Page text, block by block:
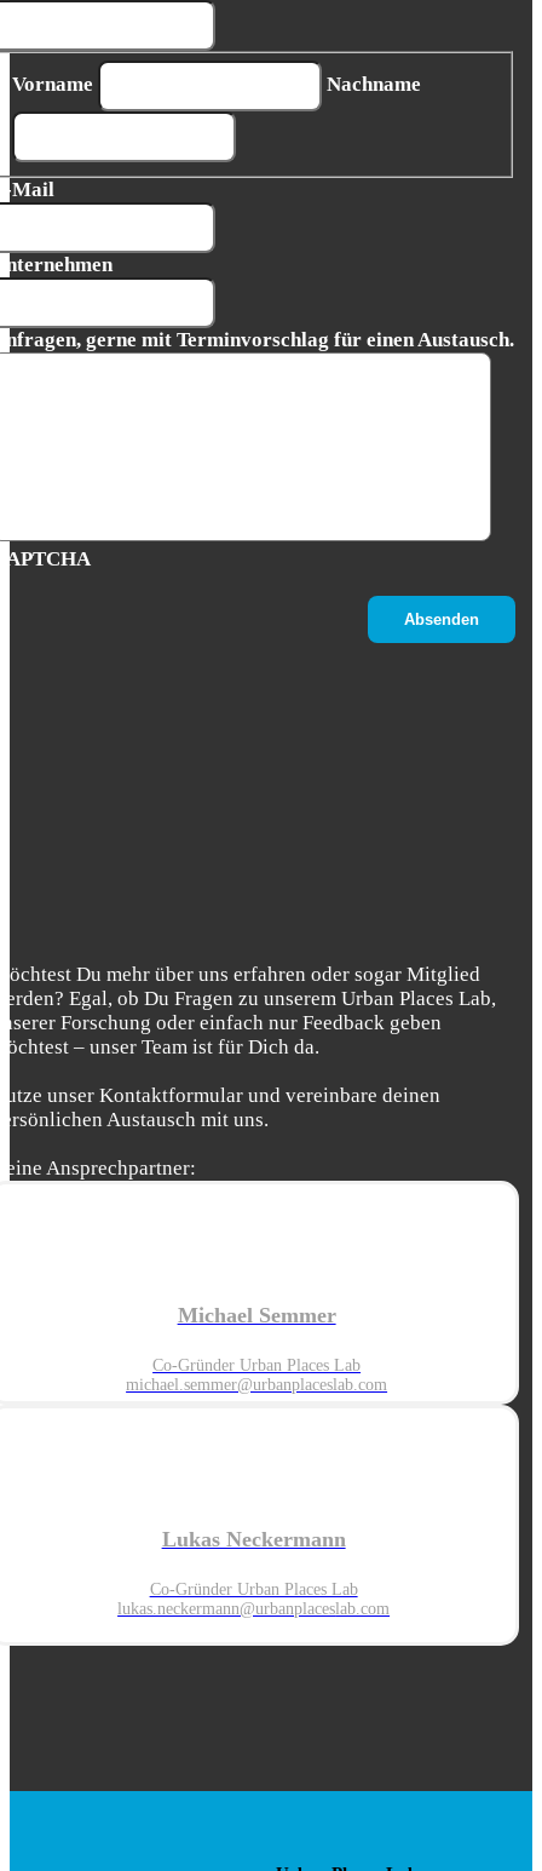
Vorname Nachname
Mail
gerne mit Terminvorschlag für einen Austausch.
Du mehr über uns erfahren oder sogar Mitglied
Egal, ob Du Fragen zu unserem Urban Places Lab,
Forschung oder einfach nur Feedback geben
– unser Team ist für Dich da.
unser Kontaktformular und vereinbare deinen
Austausch mit uns.
Ansprechpartner:
Michael Semmer
Co-Gründer Urban Places Lab
michael.semmer@urbanplaceslab.com
Lukas Neckermann
Co-Gründer Urban Places Lab
lukas.neckermann@urbanplaceslab.com